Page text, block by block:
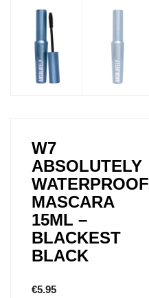
W7
ABSOLUTELY
WATERPROOF
MASCARA
15ML –
BLACKEST
BLACK
€5.95